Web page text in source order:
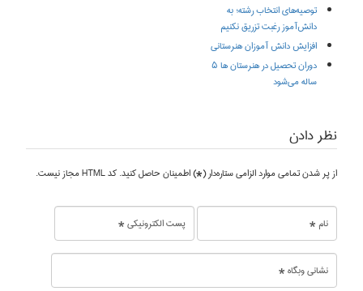
توصیه‌های انتخاب رشته؛ به
دانش‌آموز رغبت تزریق نکنیم
افزایش دانش‌ آموزان هنرستانی
دوران تحصیل در هنرستان‌ ها ۵
ساله می‌شود
نظر دادن
از پر شدن تمامی موارد الزامی ستاره‌دار (*) اطمینان حاصل کنید. کد HTML مجاز نیست.